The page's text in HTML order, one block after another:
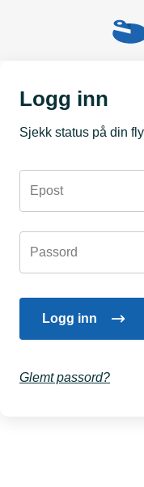
Logg inn
Sjekk status på din
Epost
Passord
Logg inn
Glemt passord?